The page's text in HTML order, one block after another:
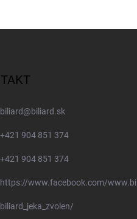
biliard@biliard.sk
+421 904 851 374
+421 904 851 374
https://www.facebook.com/
biliard_jeka_zvolen/